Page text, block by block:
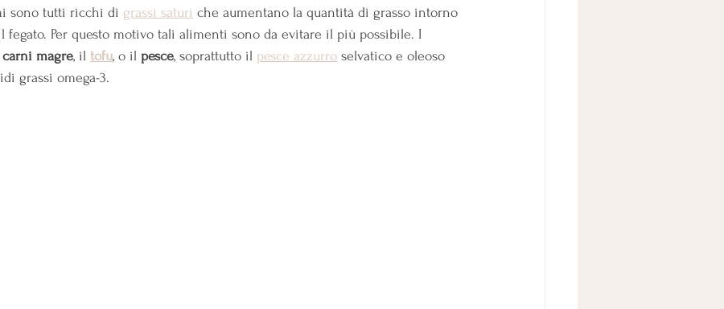
sono tutti ricchi di grassi saturi che aumentano la quantità di grasso intorno
fegato. Per questo motivo tali alimenti sono da evitare il più possibile. I
carni magre, il tofu, o il pesce, soprattutto il pesce azzurro selvatico e oleoso
grassi omega-3.